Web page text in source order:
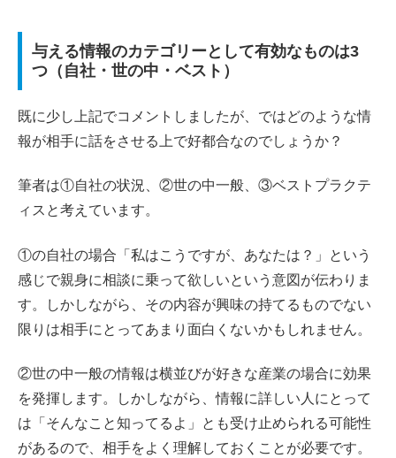
与える情報のカテゴリーとして有効なものは3
つ（自社・世の中・ベスト）
既に少し上記でコメントしましたが、ではどのような情
報が相手に話をさせる上で好都合なのでしょうか？
筆者は①自社の状況、②世の中一般、③ベストプラクテ
ィスと考えています。
①の自社の場合「私はこうですが、あなたは？」という
感じで親身に相談に乗って欲しいという意図が伝わりま
す。しかしながら、その内容が興味の持てるものでない
限りは相手にとってあまり面白くないかもしれません。
②世の中一般の情報は横並びが好きな産業の場合に効果
を発揮します。しかしながら、情報に詳しい人にとって
は「そんなこと知ってるよ」とも受け止められる可能性
があるので、相手をよく理解しておくことが必要です。